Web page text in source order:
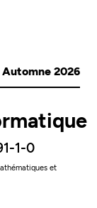
Automne 2026
1-0
et